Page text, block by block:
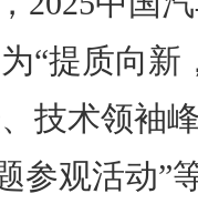
“提质向新
技术领袖
参观活动”